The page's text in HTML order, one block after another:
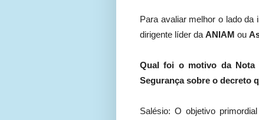
Para avaliar melhor o lado da
dirigente líder da ANIAM ou
Qual foi o motivo da Nota
Segurança sobre o decreto
Salésio: O objetivo